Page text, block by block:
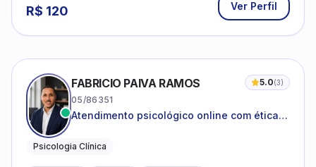
R$ 120 Ver Perfil
FABRICIO PAIVA RAMOS 5.0(3)
05/86351
Atendimento psicológico online com ética,
Psicologia Clínica